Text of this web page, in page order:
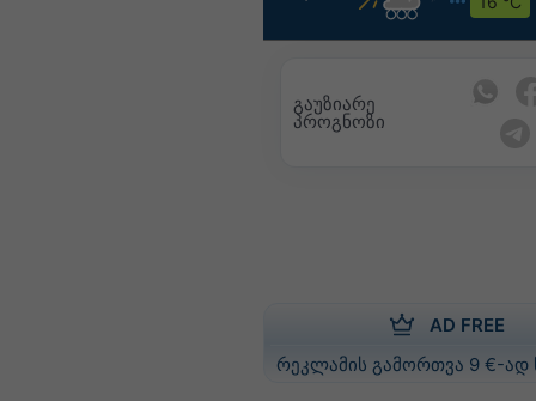
გაუზიარე
პროგნოზი
AD FREE
რეკლამის გამორთვა 9 €-ად